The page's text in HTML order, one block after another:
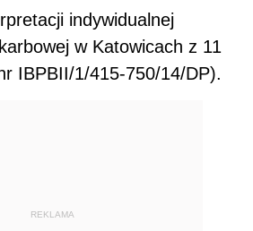
indywidualnej
w Katowicach z 11
IBPBII/1/415-750/14/DP).
REKLAMA